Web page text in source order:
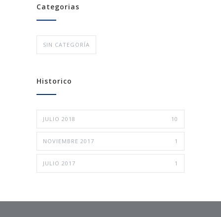
Categorias
SIN CATEGORÍA
Historico
JULIO 2018 10
NOVIEMBRE 2017 1
JULIO 2017 1